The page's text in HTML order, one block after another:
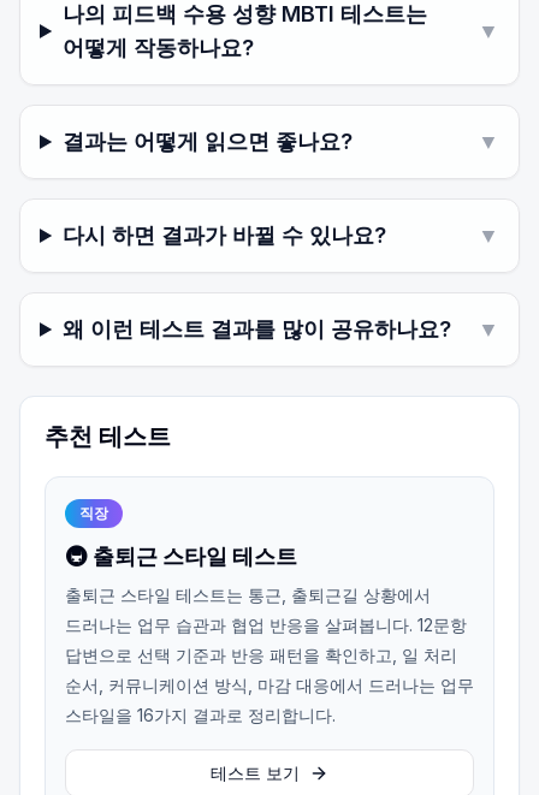
나의 피드백 수용 성향 MBTI 테스트는
어떻게 작동하나요?
▼
결과는 어떻게 읽으면 좋나요? ▼
다시 하면 결과가 바뀔 수 있나요? ▼
왜 이런 테스트 결과를 많이 공유하나요? ▼
추천 테스트
직장
🚇 출퇴근 스타일 테스트
출퇴근 스타일 테스트는 통근, 출퇴근길 상황에서
드러나는 업무 습관과 협업 반응을 살펴봅니다. 12문항
답변으로 선택 기준과 반응 패턴을 확인하고, 일 처리
순서, 커뮤니케이션 방식, 마감 대응에서 드러나는 업무
스타일을 16가지 결과로 정리합니다.
테스트 보기